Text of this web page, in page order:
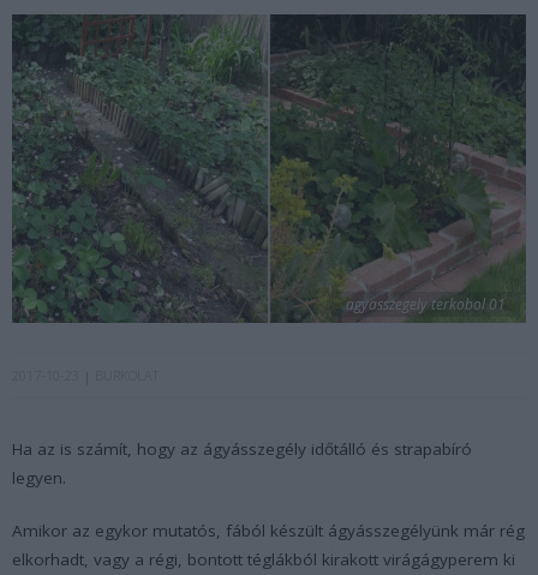
agyasszegely terkobol 01
Ha az is számít, hogy az ágyásszegély időtálló és strapabíró
legyen.
Amikor az egykor mutatós, fából készült ágyásszegélyünk már rég
elkorhadt, vagy a régi, bontott téglákból kirakott virágágyperem ki